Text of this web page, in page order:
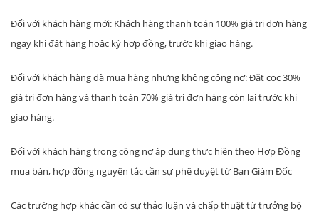
Đối với khách hàng mới: Khách hàng thanh toán 100% giá trị đơn hàng
ngay khi đặt hàng hoặc ký hợp đồng, trước khi giao hàng.
Đối với khách hàng đã mua hàng nhưng không công nợ: Đặt cọc 30%
giá trị đơn hàng và thanh toán 70% giá trị đơn hàng còn lại trước khi
giao hàng.
Đối với khách hàng trong công nợ áp dụng thực hiện theo Hợp Đồng
mua bán, hợp đồng nguyên tắc cần sự phê duyệt từ Ban Giám Đốc
Các trường hợp khác cần có sự thảo luận và chấp thuật từ trưởng bộ